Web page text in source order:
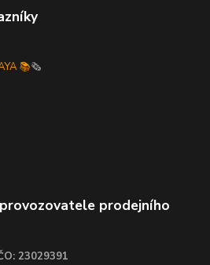
📚🗞️
prodejního
23029391